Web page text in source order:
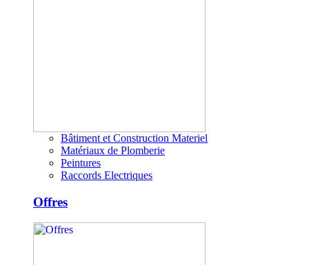
Bâtiment et Construction Materiel
Matériaux de Plomberie
Peintures
Raccords Electriques
Offres